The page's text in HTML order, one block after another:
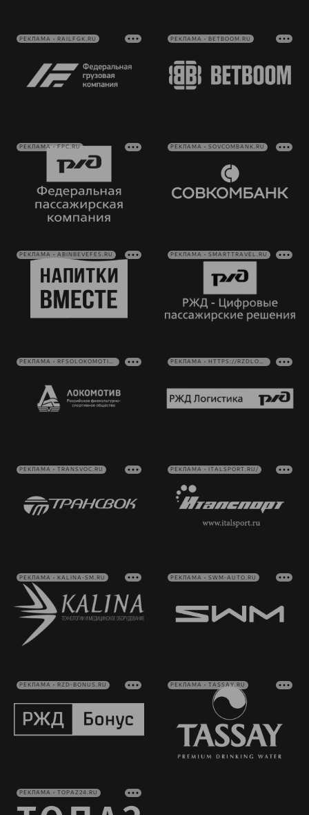
РЕКЛАМА • RAILFGK.RU РЕКЛАМА • BETBOOM.RU
РЕКЛАМА • FPC.RU РЕКЛАМА • SOVCOMBANK.RU
РЕКЛАМА • ABINBEVEFES.RU РЕКЛАМА • SMARTTRAVEL.RU
РЕКЛАМА • RFSOLOKOMOTIV.RU РЕКЛАМА • HTTPS://RZDLOG.RU/
РЕКЛАМА • TRANSVOC.RU РЕКЛАМА • ITALSPORT.RU/
РЕКЛАМА • KALINA-SM.RU РЕКЛАМА • SWM-AUTO.RU
РЕКЛАМА • RZD-BONUS.RU РЕКЛАМА • TASSAY.RU
РЕКЛАМА • TOPAZ24.RU